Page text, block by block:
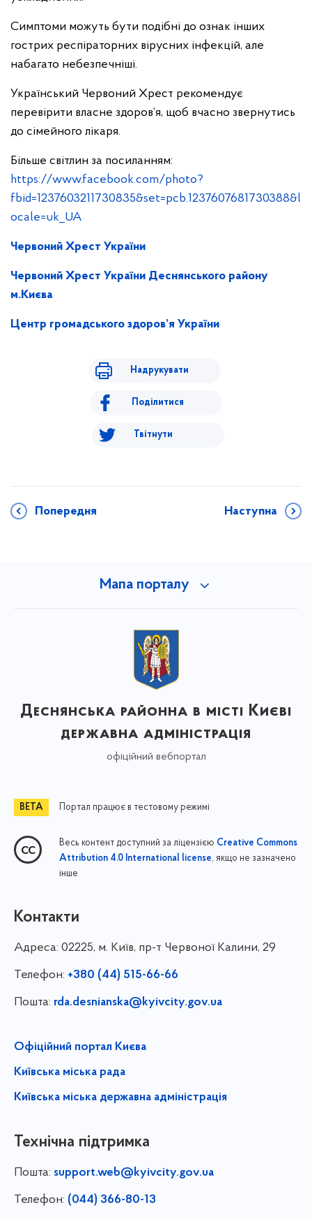
Симптоми можуть бути подібні до ознак інших
гострих респіраторних вірусних інфекцій, але
набагато небезпечніші.
Український Червоний Хрест рекомендує
перевірити власне здоров’я, щоб вчасно звернутись
до сімейного лікаря.
Більше світлин за посиланням:
https://www.facebook.com/photo?
fbid=1237603211730835&set=pcb.1237607681730388&l
ocale=uk_UA
Червоний Хрест України
Червоний Хрест України Деснянського району
м.Києва
Центр громадського здоров’я України
Надрукувати
Поділитися
Твітнути
Попередня Наступна
Мапа порталу
Деснянська районна в місті Києві
державна адміністрація
офіційний вебпортал
Портал працює в тестовому режимі
Весь контент доступний за ліцензією Creative Commons
Attribution 4.0 International license, якщо не зазначено
інше
Контакти
Адреса: 02225, м. Київ, пр-т Червоної Калини, 29
Телефон: +380 (44) 515-66-66
Пошта: rda.desnianska@kyivcity.gov.ua
Офіційний портал Києва
Київська міська рада
Київська міська державна адміністрація
Технічна підтримка
Пошта: support.web@kyivcity.gov.ua
Телефон: (044) 366-80-13